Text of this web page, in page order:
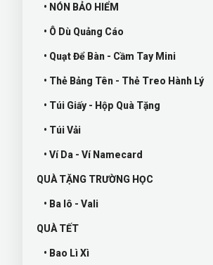
• NÓN BẢO HIỂM
• Ô Dù Quảng Cáo
• Quạt Để Bàn - Cầm Tay Mini
• Thẻ Bảng Tên - Thẻ Treo Hành Lý
• Túi Giấy - Hộp Quà Tặng
• Túi Vải
• Ví Da - Ví Namecard
QUÀ TẶNG TRƯỜNG HỌC
• Ba lô - Vali
QUÀ TẾT
• Bao Lì Xì